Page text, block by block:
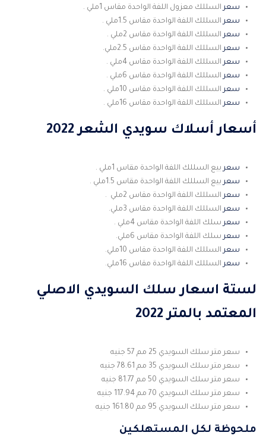
سعر السللك معزول اللفة الواحدة مقاس 1ملي .
سعر السللك اللفة الواحدة مقاس 1.5ملي .
سعر السللك اللفة الواحدة مقاس 2ملي .
سعر السللك اللفة الواحدة مقاس 2.5ملي.
سعر السللك اللفة الواحدة مقاس 4ملي .
سعر السللك اللفة الواحدة مقاس 6ملي .
سعر السللك اللفة الواحدة مقاس 10ملي .
سعر السللك اللفة الواحدة مقاس 16ملي .
أسعار أسلاك سويدي الشعر 2022
سعر بيع السللك اللفة الواحدة مقاس 1ملي .
سعر بيع السللك اللفة الواحدة مقاس 1.5ملي .
سعر السللك اللفة الواحدة مقاس 2ملي .
سعر السللك اللفة الواحدة مقاس 3ملي.
سعر سلك اللفة الواحدة مقاس 4ملي .
سعر سلك اللفة الواحدة مقاس 6ملي.
سعر السللك اللفة الواحدة مقاس 10ملي.
سعر السللك اللفة الواحدة مقاس 16ملي.
لستة اسعار سلك السويدي الاصلي
المعتمد بالمتر 2022
سعر متر سلك السويدي 25 مم 57 جنيه
سعر متر سلك السويدي 35 مم 78.61 جنيه
سعر متر سلك السويدي 50 مم 81.77 جنيه
سعر متر سلك السويدي 70 مم 117.94 جنيه
سعر متر سلك السويدي 95 مم 161.80 جنيه
ملحوظة لكل المستهلكين